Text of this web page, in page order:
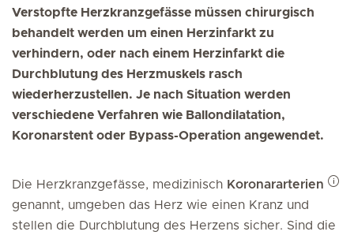
Verstopfte Herzkranzgefässe müssen chirurgisch
behandelt werden um einen Herzinfarkt zu
verhindern, oder nach einem Herzinfarkt die
Durchblutung des Herzmuskels rasch
wiederherzustellen. Je nach Situation werden
verschiedene Verfahren wie Ballondilatation,
Koronarstent oder Bypass-Operation angewendet.
Die Herzkranzgefässe, medizinisch Koronararterien
genannt, umgeben das Herz wie einen Kranz und
stellen die Durchblutung des Herzens sicher. Sind die